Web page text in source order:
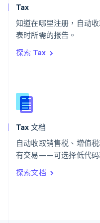
Tax
知道在哪里注册，自动
表时所需的报告。
探索 Tax
Tax 文档
自动收取销售税、增值
有交易——可选择低代码
探索文档
泰国
ไทยEnglish
English
English
新西兰
匈牙利
意大利
ItalianoEnglish
印度
English